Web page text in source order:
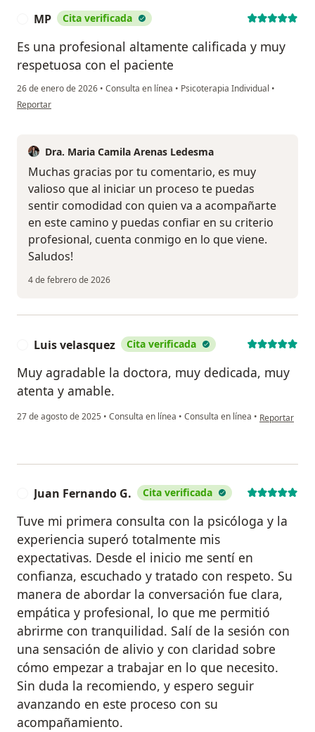
MP Cita verificada
Es una profesional altamente calificada y muy
respetuosa con el paciente
26 de enero de 2026 • Consulta en línea • Psicoterapia Individual •
en opinión del usuario MP
Reportar
Dra. Maria Camila Arenas Ledesma
Muchas gracias por tu comentario, es muy
valioso que al iniciar un proceso te puedas
sentir comodidad con quien va a acompañarte
en este camino y puedas confiar en su criterio
profesional, cuenta conmigo en lo que viene.
Saludos!
4 de febrero de 2026
Luis velasquez Cita verificada
Muy agradable la doctora, muy dedicada, muy
atenta y amable.
27 de agosto de 2025 • Consulta en línea • Consulta en línea • en opinión
Reportar
Juan Fernando G. Cita verificada
Tuve mi primera consulta con la psicóloga y la
experiencia superó totalmente mis
expectativas. Desde el inicio me sentí en
confianza, escuchado y tratado con respeto. Su
manera de abordar la conversación fue clara,
empática y profesional, lo que me permitió
abrirme con tranquilidad. Salí de la sesión con
una sensación de alivio y con claridad sobre
cómo empezar a trabajar en lo que necesito.
Sin duda la recomiendo, y espero seguir
avanzando en este proceso con su
acompañamiento.